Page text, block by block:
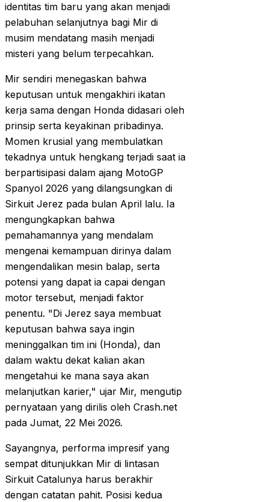
identitas tim baru yang akan menjadi
pelabuhan selanjutnya bagi Mir di
musim mendatang masih menjadi
misteri yang belum terpecahkan.
Mir sendiri menegaskan bahwa
keputusan untuk mengakhiri ikatan
kerja sama dengan Honda didasari oleh
prinsip serta keyakinan pribadinya.
Momen krusial yang membulatkan
tekadnya untuk hengkang terjadi saat ia
berpartisipasi dalam ajang MotoGP
Spanyol 2026 yang dilangsungkan di
Sirkuit Jerez pada bulan April lalu. Ia
mengungkapkan bahwa
pemahamannya yang mendalam
mengenai kemampuan dirinya dalam
mengendalikan mesin balap, serta
potensi yang dapat ia capai dengan
motor tersebut, menjadi faktor
penentu. "Di Jerez saya membuat
keputusan bahwa saya ingin
meninggalkan tim ini (Honda), dan
dalam waktu dekat kalian akan
mengetahui ke mana saya akan
melanjutkan karier," ujar Mir, mengutip
pernyataan yang dirilis oleh Crash.net
pada Jumat, 22 Mei 2026.
Sayangnya, performa impresif yang
sempat ditunjukkan Mir di lintasan
Sirkuit Catalunya harus berakhir
dengan catatan pahit. Posisi kedua